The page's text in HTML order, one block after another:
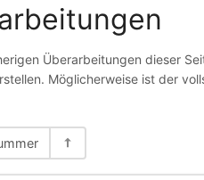
Überarbeitungen dieser
Möglicherweise ist der